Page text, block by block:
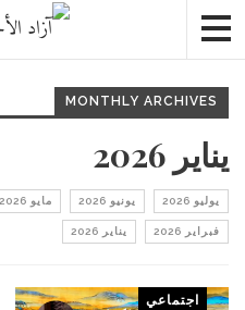
MONTHLY ARCHIVES
يناير 2026
يوليو 2026 يونيو 2026 مايو 2026
فبراير 2026 يناير 2026
اجتماعي